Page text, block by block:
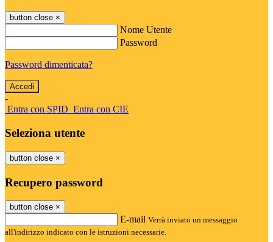
button close ×
Nome Utente
Password
Password dimenticata?
-
Entra con SPID Entra con CIE
Seleziona utente
button close ×
Recupero password
button close ×
E-mail Verrà inviato un messaggio
all'indirizzo indicato con le istruzioni necessarie.